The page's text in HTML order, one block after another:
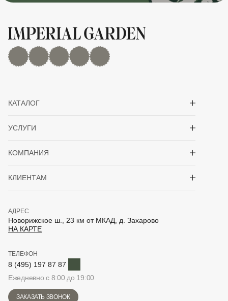
MAX Дзен YouTuberutubeTelegram
КАТАЛОГ
УСЛУГИ
КОМПАНИЯ
КЛИЕНТАМ
АДРЕС
Новорижское ш., 23 км от МКАД, д. Захарово
НА КАРТЕ
ТЕЛЕФОН
8 (495) 197 87 87
Ежедневно с 8:00 до 19:00
ЗАКАЗАТЬ ЗВОНОК